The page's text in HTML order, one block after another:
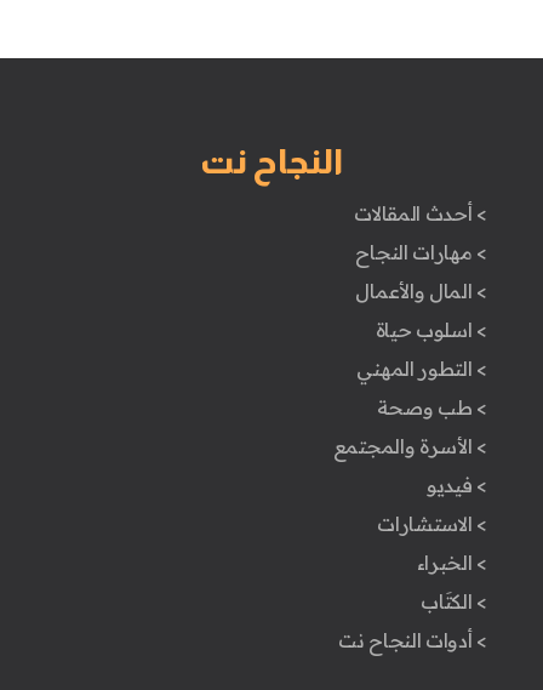
النجاح نت
> أحدث المقالات
> مهارات النجاح
> المال والأعمال
> اسلوب حياة
> التطور المهني
> طب وصحة
> الأسرة والمجتمع
> فيديو
> الاستشارات
> الخبراء
> الكتَاب
> أدوات النجاح نت